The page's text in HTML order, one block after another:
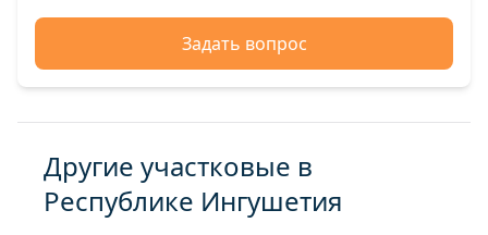
Задать вопрос
Другие участковые в
Республике Ингушетия